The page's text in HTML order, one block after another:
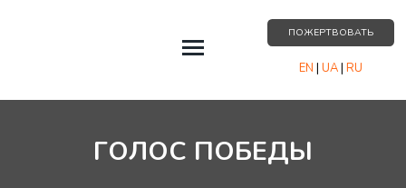
СОБЫТИЯ
ПОЖЕРТВОВАТЬ
EN |UA|RU
ГОЛОС ПОБЕДЫ